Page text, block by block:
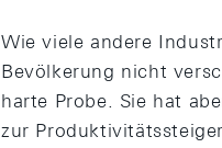
Wie viele andere
Bevölkerung nicht
harte Probe. Sie hat
zur